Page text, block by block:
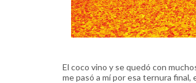
El coco vino y se quedó con
me pasó a mí por esa ternura